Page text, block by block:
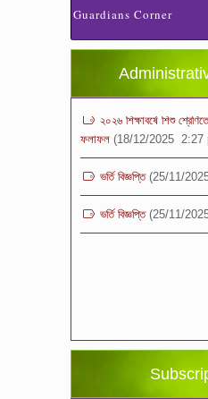
Guardians Corner
ভর্তির সময় জানুয়ারি
ভর্তি বিজ্ঞপ্তি (25/11/
ভর্তি বিজ্ঞপ্তি (25/11/